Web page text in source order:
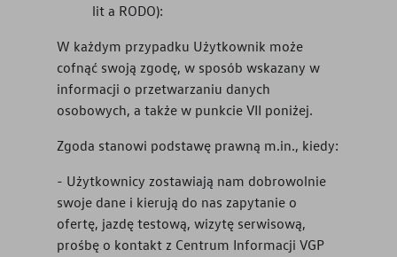
lit a RODO):
W każdym przypadku Użytkownik może
cofnąć swoją zgodę, w sposób wskazany w
informacji o przetwarzaniu danych
osobowych, a także w punkcie VII poniżej.
Zgoda stanowi podstawę prawną m.in., kiedy:
- Użytkownicy zostawiają nam dobrowolnie
swoje dane i kierują do nas zapytanie o
ofertę, jazdę testową, wizytę serwisową,
prośbę o kontakt z Centrum Informacji VGP